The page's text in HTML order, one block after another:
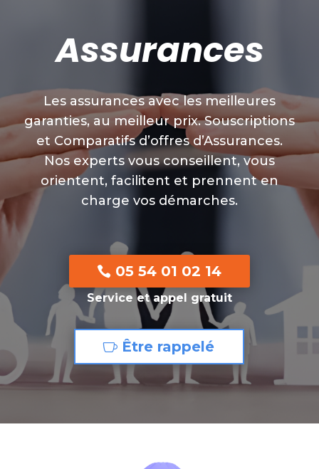
Assurances
Les assurances avec les meilleures
garanties, au meilleur prix. Souscriptions
et Comparatifs d’offres d’Assurances.
Nos experts vous conseillent, vous
orientent, facilitent et prennent en
charge vos démarches.
05 54 01 02 14
Service et appel gratuit
Être rappelé